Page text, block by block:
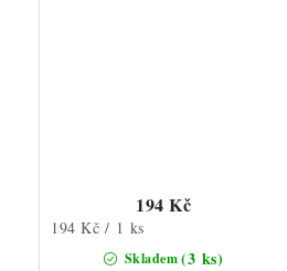
Skladem(3 ks)
194 Kč
Měrná
194 Kč / 1 ks